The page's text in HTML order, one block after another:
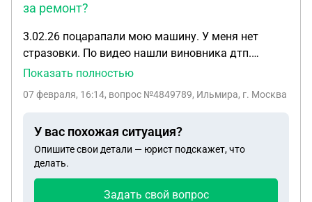
за ремонт?
3.02.26 поцарапали мою машину. У меня нет
стразовки. По видео нашли виновника дтп.
Созвонились и договорились что оплатит ремонт.
42тысячи. 6.02.26 заявляет виновник дтп что не
и всё. Есть голосовое смс что даст такую сумму.
Если я сейчас напишу заявление на него. Могут ли
и меня лишить прав что я уехал с места дтп? И
Показать полностью
07 февраля, 16:14, вопрос №4849789, Ильмира, г. Москва
У вас похожая ситуация?
Опишите свои детали — юрист подскажет, что
делать.
Задать свой вопрос